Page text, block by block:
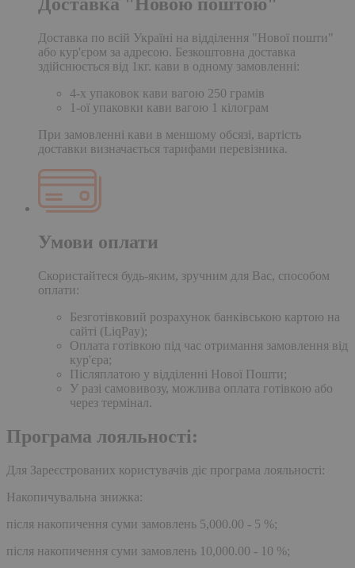
Доставка "Новою поштою"
Доставка по всій Україні на відділення "Нової пошти"
або кур'єром за адресою. Безкоштовна доставка
здійснюється від 1кг. кави в одному замовленні:
4-х упаковок кави вагою 250 грамів
1-ої упаковки кави вагою 1 кілограм
При замовленні кави в меншому обсязі, вартість
доставки визначається тарифами перевізника.
Умови оплати
Скористайтеся будь-яким, зручним для Вас, способом
оплати:
Безготівковий розрахунок банківською картою на
сайті (LiqPay);
Оплата готівкою під час отримання замовлення від
кур'єра;
Післяплатою у відділенні Нової Пошти;
У разі самовивозу, можлива оплата готівкою або
через термінал.
Програма лояльності:
Для Зареєстрованих користувачів діє програма лояльності:
Накопичувальна знижка:
після накопичення суми замовлень 5,000.00 - 5 %;
після накопичення суми замовлень 10,000.00 - 10 %;